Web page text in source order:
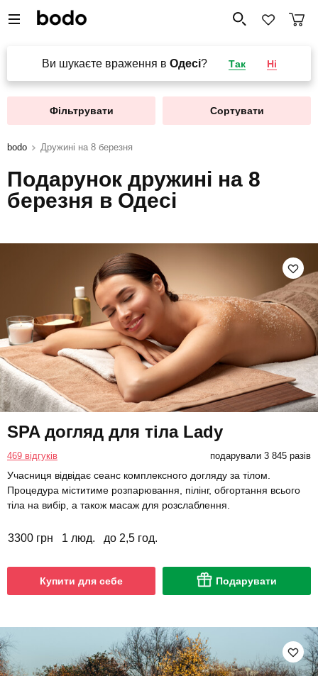
Ви шукаєте враження в Одесі? Так Ні
Фільтрувати Сортувати
bodo Дружині на 8 березня
Подарунок дружині на 8
березня в Одесі
SPA догляд для тіла Lady
469 відгуків подарували 3 845 разів
Учасниця відвідає сеанс комплексного догляду за тілом.
Процедура міститиме розпарювання, пілінг, обгортання всього
тіла на вибір, а також масаж для розслаблення.
3300 грн 1 люд. до 2,5 год.
Купити для себе Подарувати